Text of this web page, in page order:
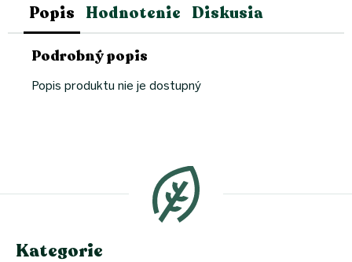
Popis Hodnotenie Diskusia
Podrobný popis
Popis produktu nie je dostupný
ä
Kategorie